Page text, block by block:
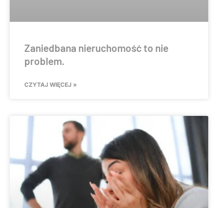
Zaniedbana nieruchomość to nie
problem.
CZYTAJ WIĘCEJ »